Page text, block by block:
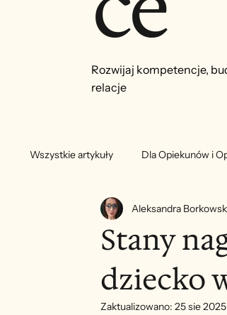
Rozwijaj kompetencje,
relacje
Wszystkie artykuły Dla Opiekunów i
Stany
dziecko
Aleksandra
Zaktualizowano: 25 sie 2025